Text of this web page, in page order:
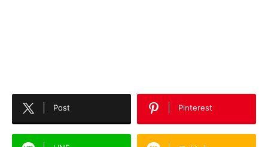
Post Pinterest